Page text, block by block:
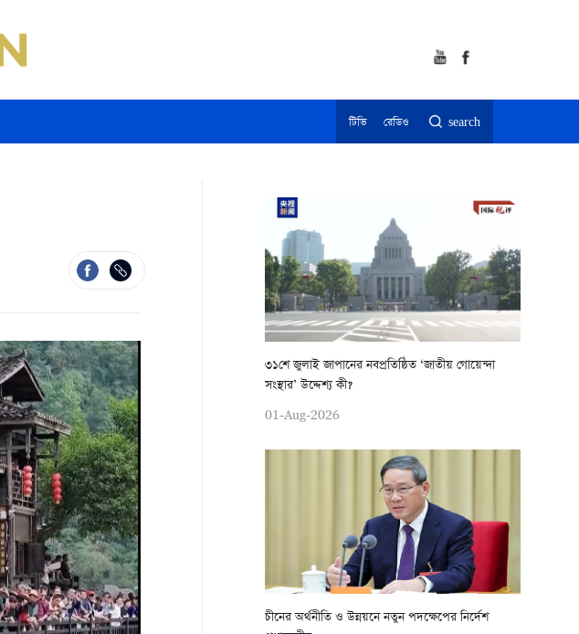
টিভি রেডিও search
৩১শে জুলাই জাপানের নবপ্রতিষ্ঠিত ‘জাতীয় গোয়েন্দা
সংস্থার’ উদ্দেশ্য কী?
01-Aug-2026
চীনের অর্থনীতি ও উন্নয়নে নতুন পদক্ষেপের নির্দেশ